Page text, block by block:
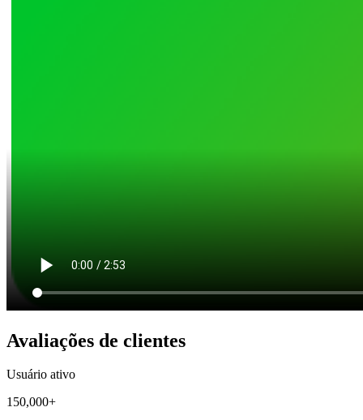
Avaliações de clientes
Usuário ativo
150,000+